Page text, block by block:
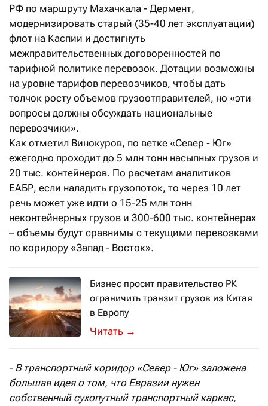
РФ по маршруту Махачкала - Дермент,
модернизировать старый (35-40 лет эксплуатации)
флот на Каспии и достигнуть
межправительственных договоренностей по
тарифной политике перевозок. Дотации возможны
на уровне тарифов перевозчиков, чтобы дать
толчок росту объемов грузоотправителей, но «эти
вопросы должны обсуждать национальные
перевозчики».
Как отметил Винокуров, по ветке «Север - Юг»
ежегодно проходит до 5 млн тонн насыпных грузов и
20 тыс. контейнеров. По расчетам аналитиков
ЕАБР, если наладить грузопоток, то через 10 лет
речь может уже идти о 15-25 млн тонн
неконтейнерных грузов и 300-600 тыс. контейнерах
– объемы будут сравнимы с текущими перевозками
по коридору «Запад - Восток».
Бизнес просит правительство РК
ограничить транзит грузов из Китая
в Европу
Это должно стать ответной мерой
→
- В транспортный коридор «Север - Юг» заложена
большая идея о том, что Евразии нужен
собственный сухопутный транспортный каркас,